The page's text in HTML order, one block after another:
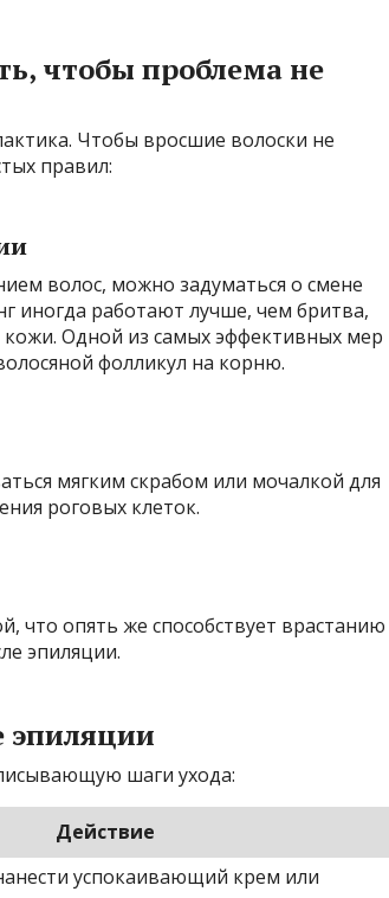
чтобы проблема не
Чтобы вросшие волоски не
правил:
волос, можно задуматься о смене
иногда работают лучше, чем бритва,
кожи. Одной из самых эффективных мер
фолликул на корню.
мягким скрабом или мочалкой для
роговых клеток.
что опять же способствует врастанию
эпиляции.
эпиляции
шаги ухода:
Действие
успокаивающий крем или